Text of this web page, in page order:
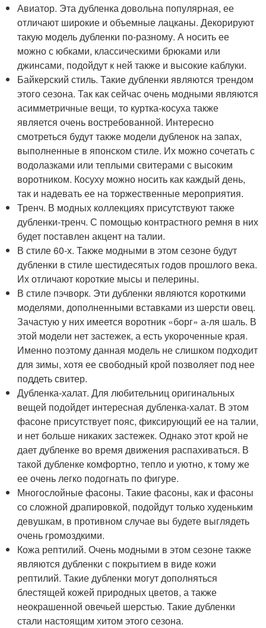
Авиатор. Эта дубленка довольна популярная, ее
отличают широкие и объемные лацканы. Декорируют
такую модель дубленки по-разному. А носить ее
можно с юбками, классическими брюками или
джинсами, подойдут к ней также и высокие каблуки.
Байкерский стиль. Такие дубленки являются трендом
этого сезона. Так как сейчас очень модными являются
асимметричные вещи, то куртка-косуха также
является очень востребованной. Интересно
смотреться будут также модели дубленок на запах,
выполненные в японском стиле. Их можно сочетать с
водолазками или теплыми свитерами с высоким
воротником. Косуху можно носить как каждый день,
так и надевать ее на торжественные мероприятия.
Тренч. В модных коллекциях присутствуют также
дубленки-тренч. С помощью контрастного ремня в них
будет поставлен акцент на талии.
В стиле 60-х. Также модными в этом сезоне будут
дубленки в стиле шестидесятых годов прошлого века.
Их отличают короткие мысы и пелерины.
В стиле пэчворк. Эти дубленки являются короткими
моделями, дополненными вставками из шерсти овец.
Зачастую у них имеется воротник «борг» а-ля шаль. В
этой модели нет застежек, а есть укороченные края.
Именно поэтому данная модель не слишком подходит
для зимы, хотя ее свободный крой позволяет под нее
поддеть свитер.
Дубленка-халат. Для любительниц оригинальных
вещей подойдет интересная дубленка-халат. В этом
фасоне присутствует пояс, фиксирующий ее на талии,
и нет больше никаких застежек. Однако этот крой не
дает дубленке во время движения распахиваться. В
такой дубленке комфортно, тепло и уютно, к тому же
ее очень легко подогнать по фигуре.
Многослойные фасоны. Такие фасоны, как и фасоны
со сложной драпировкой, подойдут только худеньким
девушкам, в противном случае вы будете выглядеть
очень громоздкими.
Кожа рептилий. Очень модными в этом сезоне также
являются дубленки с покрытием в виде кожи
рептилий. Такие дубленки могут дополняться
блестящей кожей природных цветов, а также
неокрашенной овечьей шерстью. Такие дубленки
стали настоящим хитом этого сезона.